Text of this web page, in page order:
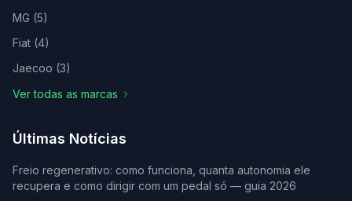
MG (5)
Fiat (4)
Jaecoo (3)
Ver todas as marcas
Últimas Notícias
Freio regenerativo: como funciona, quanta autonomia ele
recupera e como dirigir com um pedal só — guia 2026